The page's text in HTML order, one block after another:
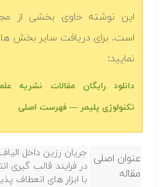
این نوشته حاوی بخشی از
است. برای دریافت سایر بخش
نمایید:
دانلود رایگان مقالات نشریه
تکنولوژی پلیمر — فهرست اصلی
عنوان اصلی
مقاله
جریان رزین داخل
در فرایند قالب گیری
با ابزار های انعطاف